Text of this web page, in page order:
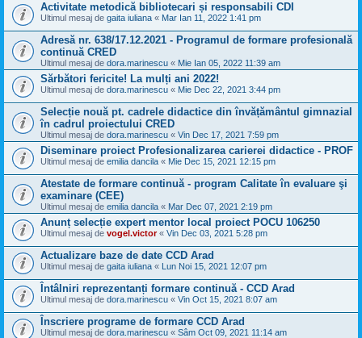
Activitate metodică bibliotecari și responsabili CDI
Ultimul mesaj de gaita iuliana « Mar Ian 11, 2022 1:41 pm
Adresă nr. 638/17.12.2021 - Programul de formare profesională
continuă CRED
Ultimul mesaj de dora.marinescu « Mie Ian 05, 2022 11:39 am
Sărbători fericite! La mulți ani 2022!
Ultimul mesaj de dora.marinescu « Mie Dec 22, 2021 3:44 pm
Selecție nouă pt. cadrele didactice din învățământul gimnazial
în cadrul proiectului CRED
Ultimul mesaj de dora.marinescu « Vin Dec 17, 2021 7:59 pm
Diseminare proiect Profesionalizarea carierei didactice - PROF
Ultimul mesaj de emilia dancila « Mie Dec 15, 2021 12:15 pm
Atestate de formare continuă - program Calitate în evaluare şi
examinare (CEE)
Ultimul mesaj de emilia dancila « Mar Dec 07, 2021 2:19 pm
Anunț selecție expert mentor local proiect POCU 106250
Ultimul mesaj de vogel.victor« Vin Dec 03, 2021 5:28 pm
Actualizare baze de date CCD Arad
Ultimul mesaj de gaita iuliana « Lun Noi 15, 2021 12:07 pm
Întâlniri reprezentanți formare continuă - CCD Arad
Ultimul mesaj de dora.marinescu « Vin Oct 15, 2021 8:07 am
Înscriere programe de formare CCD Arad
Ultimul mesaj de dora.marinescu « Sâm Oct 09, 2021 11:14 am